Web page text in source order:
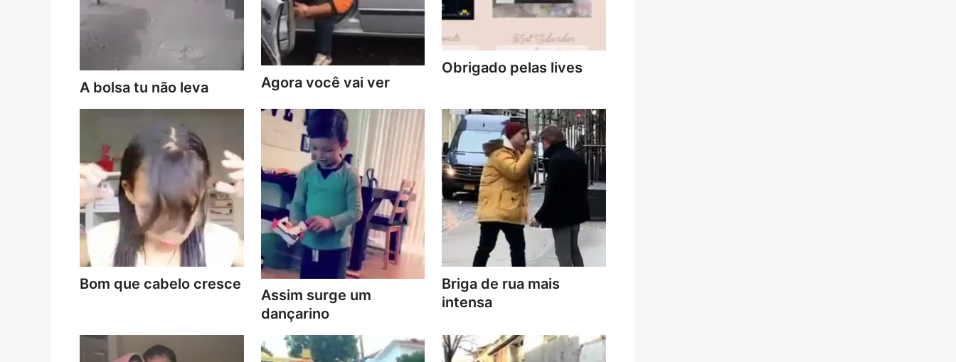
A bolsa tu não leva Agora você vai ver
Obrigado pelas lives
Bom que cabelo cresce
Assim surge um
dançarino
Briga de rua mais
intensa